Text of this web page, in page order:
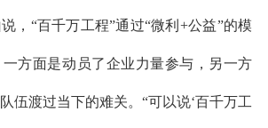
，“百千万工程”通过“微利+公益”的模
方面是动员了企业力量参与，另一方
伍渡过当下的难关。“可以说‘百千万工